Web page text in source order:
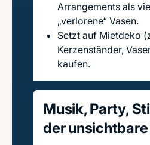
Arrangements als
„verlorene“ Vasen.
Setzt auf Mietdeko
Kerzenständer,
kaufen.
Musik, Party,
der